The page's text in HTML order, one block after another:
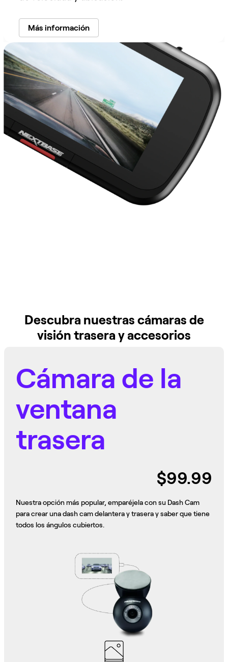
Más información
Descubra nuestras cámaras de
visión trasera y accesorios
Cámara de la
ventana
trasera
$99.99
Nuestra opción más popular, emparéjela con su Dash Cam
para crear una dash cam delantera y trasera y saber que tiene
todos los ángulos cubiertos.